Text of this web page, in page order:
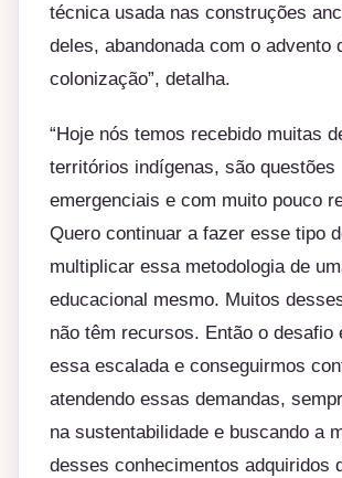
técnica usada nas construções
deles, abandonada com o advento
colonização”, detalha.
“Hoje nós temos recebido muitas
territórios indígenas, são questões
emergenciais e com muito pouco
Quero continuar a fazer esse tipo
multiplicar essa metodologia de
educacional mesmo. Muitos
não têm recursos. Então o desafio
essa escalada e conseguirmos
atendendo essas demandas,
na sustentabilidade e buscando a
desses conhecimentos adquiridos